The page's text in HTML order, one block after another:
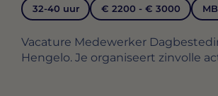
32-40 uur € 2200 - € 3000
Vacature Medewerker
Hengelo. Je organiseert zinvolle